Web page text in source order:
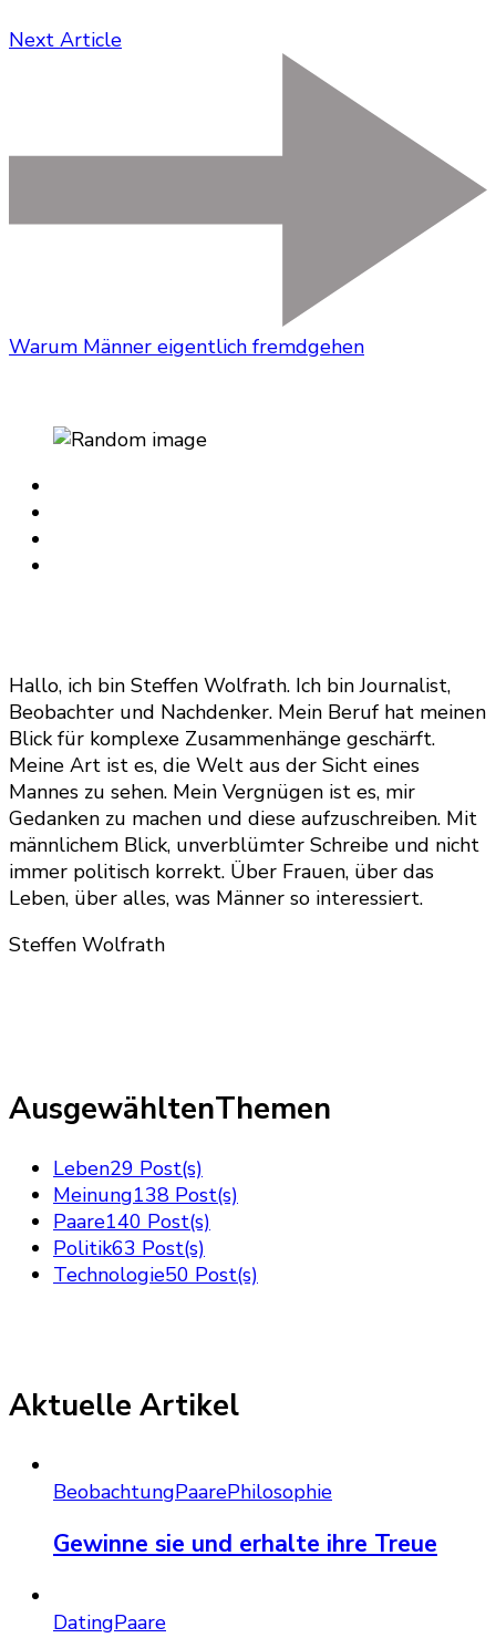
Next Article
Warum Männer eigentlich fremdgehen
Hallo, ich bin Steffen Wolfrath. Ich bin Journalist,
Beobachter und Nachdenker. Mein Beruf hat meinen
Blick für komplexe Zusammenhänge geschärft.
Meine Art ist es, die Welt aus der Sicht eines
Mannes zu sehen. Mein Vergnügen ist es, mir
Gedanken zu machen und diese aufzuschreiben. Mit
männlichem Blick, unverblümter Schreibe und nicht
immer politisch korrekt. Über Frauen, über das
Leben, über alles, was Männer so interessiert.
Steffen Wolfrath
AusgewähltenThemen
Leben29 Post(s)
Meinung138 Post(s)
Paare140 Post(s)
Politik63 Post(s)
Technologie50 Post(s)
Aktuelle Artikel
BeobachtungPaarePhilosophie
Gewinne sie und erhalte ihre Treue
DatingPaare